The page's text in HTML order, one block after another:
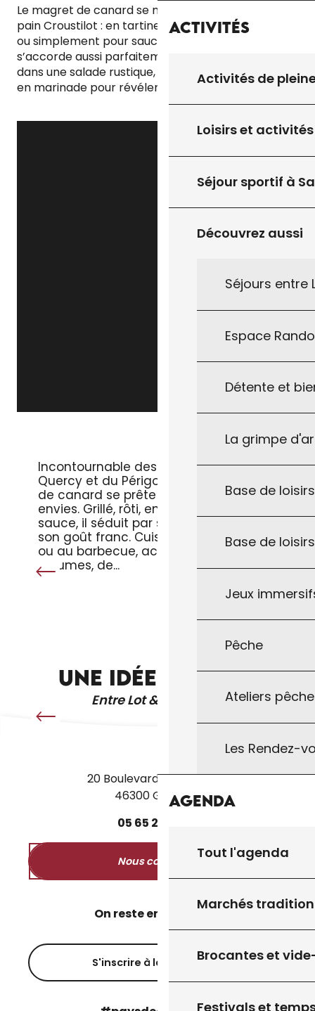
Activités
Activités de
Loisirs et activités
Séjour sportif à
Découvrez aussi
Séjours entre
Espace
Détente et
La grimpe
Base de
Base de
Jeux
Pêche
Ateliers
Les Rendez-
Agenda
Tout l'agenda
Marchés
Brocantes et
Festivals et
Le magret de canard se marie à merveille avec le
pain Croustilot : en tartine avec du magret séché,
ou simplement pour saucer une belle assiette. Il
s’accorde aussi parfaitement avec un cabécou
dans une salade rustique, ou avec un filet de miel
en marinade pour révéler toute sa douceur.
Incontournable des tables du
Quercy et du Périgord, le magret
de canard se prête à toutes les
envies. Grillé, rôti, en salade ou en
sauce, il séduit par sa tendreté et
son goût franc. Cuisiné à la poêle
ou au barbecue, accompagné de
légumes, de...
UNE IDÉE RECETTE
Entre Lot & Dordogne
GÂTEAU À LA CITROUILLE OU “MILLAS”
20 Boulevard des Martyrs
46300 Gourdon
05 65 27
Nous contacter
On reste en contact ?
S'inscrire à la newsletter